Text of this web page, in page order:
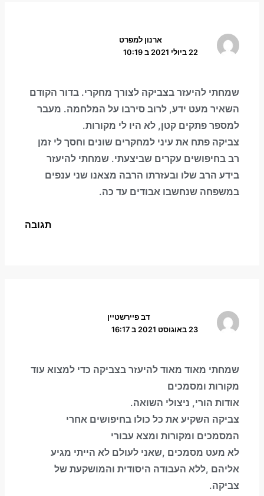
ארנון למפרט
22 ביולי 2021 ב 10:19
שמחתי להיעזר בצביקה לצורך מחקרי. בדור הקודם
השאיר מעט ידע, לרוב סירבו על המלחמה. מעבר
למספר פתקים קטן, לא היו לי מקורות.
צביקה פתח את עיני למחקרים שונים וחסך לי זמן
רב בחיפושים עקרים שביצעתי. שמחתי להיעזר
בידע הרב שלו ובעזרתו הרבה מצאנו שני ענפים
במשפחה שנחשבו אבודים עד כה.
תגובה
דב פיירשטיין
23 באוגוסט 2021 ב 16:17
שמחתי מאוד מאוד להיעזר בצביקה כדי למצוא עוד
מקורות ומסמכים
אודות הורי, ניצולי השואה.
צביקה השקיע את כל כולו בחיפושים אחרי
המסמכים ומקורות ומצא עבורי
לא מעט מסמכים ,שאני לעולם לא הייתי מגיע
אליהם ,ללא העבודה היסודית והמושקעת של
צביקה.